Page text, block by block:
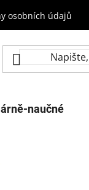
osobních údajů
naučné